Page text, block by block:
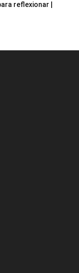
reflexionar |